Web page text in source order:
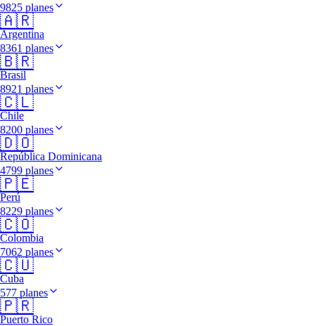
9825 planes
🇦🇷
Argentina
8361 planes
🇧🇷
Brasil
8921 planes
🇨🇱
Chile
8200 planes
🇩🇴
República Dominicana
4799 planes
🇵🇪
Perú
8229 planes
🇨🇴
Colombia
7062 planes
🇨🇺
Cuba
577 planes
🇵🇷
Puerto Rico